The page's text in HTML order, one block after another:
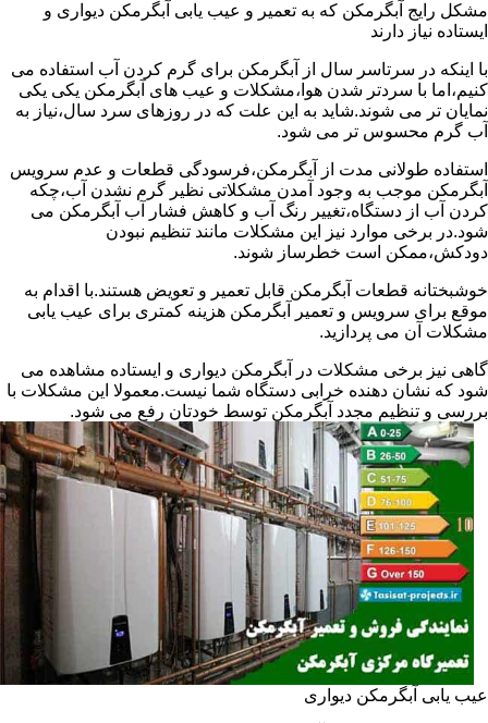
مشکل رایج آبگرمکن که به تعمیر و عیب یابی آبگرمکن دیواری و
ایستاده نیاز دارند
با اینکه در سرتاسر سال از آبگرمکن برای گرم کردن آب استفاده می
کنیم،اما با سردتر شدن هوا،مشکلات و عیب های آبگرمکن یکی یکی
نمایان تر می شوند.شاید به این علت که در روزهای سرد سال،نیاز به
آب گرم محسوس تر می شود.
استفاده طولانی مدت از آبگرمکن،فرسودگی قطعات و عدم سرویس
آبگرمکن موجب به وجود آمدن مشکلاتی نظیر گرم نشدن آب،چکه
کردن آب از دستگاه،تغییر رنگ آب و کاهش فشار آب آبگرمکن می
شود.در برخی موارد نیز این مشکلات مانند تنظیم نبودن
دودکش،ممکن است خطرساز شوند.
خوشبختانه قطعات آبگرمکن قابل تعمیر و تعویض هستند.با اقدام به
موقع برای سرویس و تعمیر آبگرمکن هزینه کمتری برای عیب یابی
مشکلات آن می پردازید.
گاهی نیز برخی مشکلات در آبگرمکن دیواری و ایستاده مشاهده می
شود که نشان دهنده خرابی دستگاه شما نیست.معمولا این مشکلات با
بررسی و تنظیم مجدد آبگرمکن توسط خودتان رفع می شود.
عیب یابی آبگرمکن دیواری